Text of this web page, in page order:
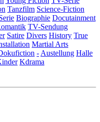
Tanzfilm Science-Fiction
Biographie Docutainment
TV-Sendung
Satire Divers History True
Martial Arts
- Austellung Halle
Kdrama